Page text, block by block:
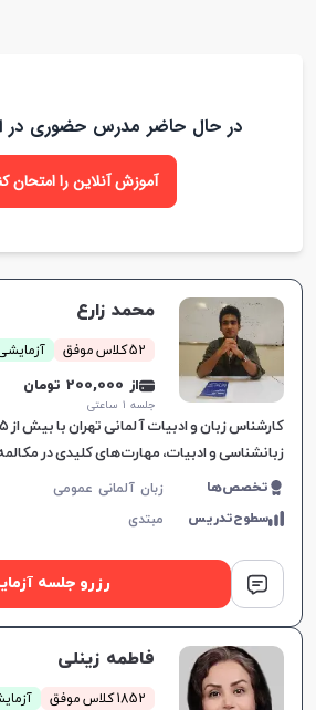
در حال حاضر مدرس حضوری در
آموزش آنلاین را امتحان
محمد زارع
52 کلاس موفق
از 200,000 تومان
جلسه ۱ ساعتی
زبانشناسی و ادبیات، مهارت‌های کلیدی در مکالمه
برای دوره‌های بزرگسالان ارائه می‌دهد.
تخصص‌ها
زبان آلمانی عمومی
سطوح‌تدریس
مبتدی
رزرو جلسه
فاطمه زینلی
1852 کلاس موفق آزمایشی